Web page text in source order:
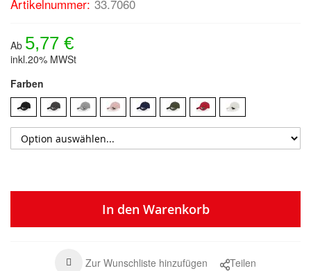
Artikelnummer: 33.7060
Ab 5,77 €
inkl.20% MWSt
Farben
In den Warenkorb
Zur Wunschliste hinzufügen Teilen